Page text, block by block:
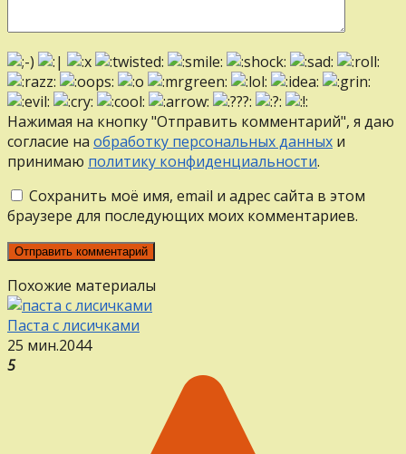
Нажимая на кнопку "Отправить комментарий", я даю
согласие на обработку персональных данных и
принимаю политику конфиденциальности.
Сохранить моё имя, email и адрес сайта в этом
браузере для последующих моих комментариев.
Похожие материалы
Паста с лисичками
25 мин.2044
5